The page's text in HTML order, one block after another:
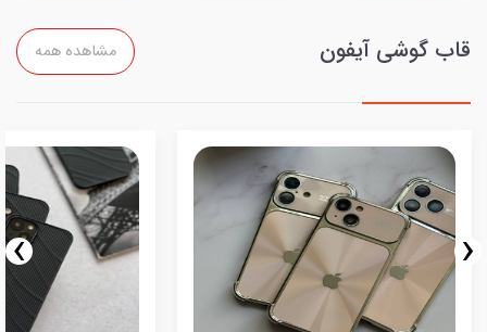
قاب گوشی آیفون مشاهده همه
‹
›